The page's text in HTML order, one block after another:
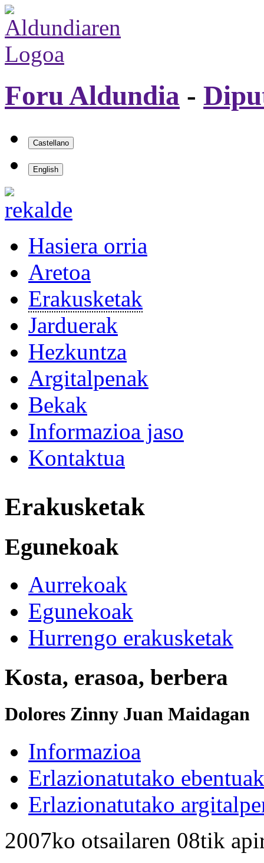
Foru Aldundia -
Hasiera orria
Aretoa
Erakusketak
Jarduerak
Hezkuntza
Argitalpenak
Bekak
Informazioa jaso
Kontaktua
Erakusketak
Egunekoak
Aurrekoak
Egunekoak
Hurrengo erakusketak
Kosta, erasoa, berbera
Dolores Zinny Juan Maidagan
Informazioa
Erlazionatutako ebentuak
Erlazionatutako
2007ko otsailaren 08tik